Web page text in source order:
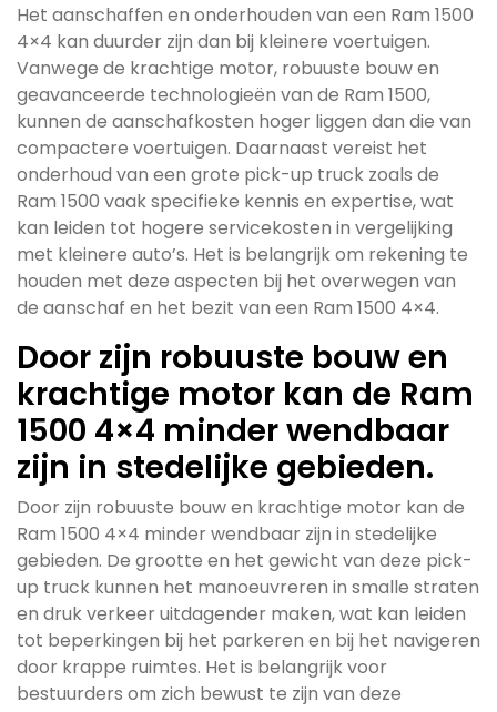
Het aanschaffen en onderhouden van een Ram 1500
4×4 kan duurder zijn dan bij kleinere voertuigen.
Vanwege de krachtige motor, robuuste bouw en
geavanceerde technologieën van de Ram 1500,
kunnen de aanschafkosten hoger liggen dan die van
compactere voertuigen. Daarnaast vereist het
onderhoud van een grote pick-up truck zoals de
Ram 1500 vaak specifieke kennis en expertise, wat
kan leiden tot hogere servicekosten in vergelijking
met kleinere auto’s. Het is belangrijk om rekening te
houden met deze aspecten bij het overwegen van
de aanschaf en het bezit van een Ram 1500 4×4.
Door zijn robuuste bouw en
krachtige motor kan de Ram
1500 4×4 minder wendbaar
zijn in stedelijke gebieden.
Door zijn robuuste bouw en krachtige motor kan de
Ram 1500 4×4 minder wendbaar zijn in stedelijke
gebieden. De grootte en het gewicht van deze pick-
up truck kunnen het manoeuvreren in smalle straten
en druk verkeer uitdagender maken, wat kan leiden
tot beperkingen bij het parkeren en bij het navigeren
door krappe ruimtes. Het is belangrijk voor
bestuurders om zich bewust te zijn van deze